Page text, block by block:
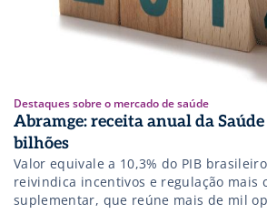
Destaques sobre o mercado de saúde
Abramge: receita anual da Saúde
bilhões
Valor equivale a 10,3% do PIB
reivindica incentivos e regulação mais
suplementar, que reúne mais de mil